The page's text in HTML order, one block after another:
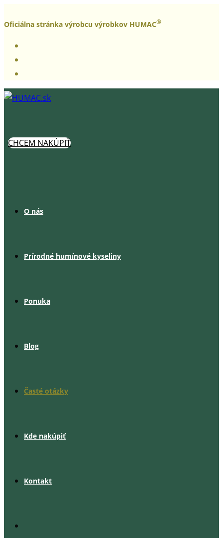
to
Oficiálna stránka výrobcu výrobkov HUMAC®
CHCEM NAKÚPIŤ
O nás
Prírodné humínové kyseliny
Ponuka
Blog
Časté otázky
Kde nakúpiť
Kontakt